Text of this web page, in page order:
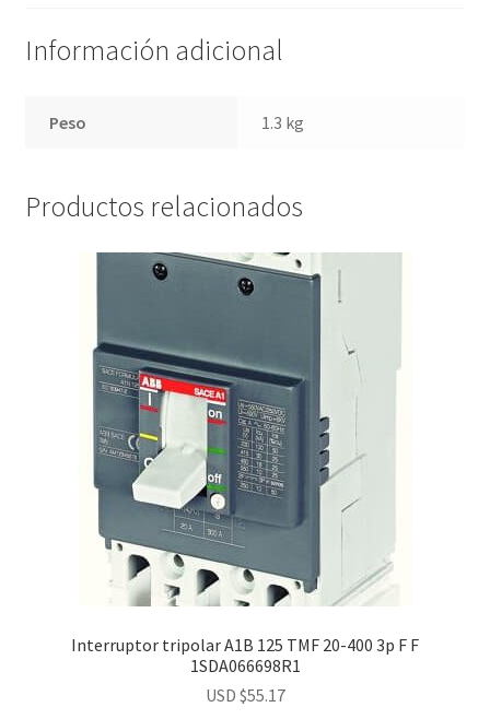
Información adicional
Peso 1.3 kg
Productos relacionados
Interruptor tripolar A1B 125 TMF 20-400 3p F F
1SDA066698R1
USD $55.17